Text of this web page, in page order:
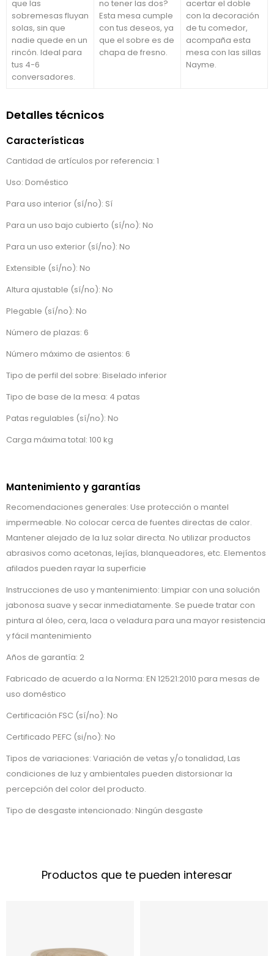
que las
sobremesas fluyan
solas, sin que
nadie quede en un
rincón. Ideal para
tus 4-6
conversadores.
no tener las dos?
Esta mesa cumple
con tus deseos, ya
que el sobre es de
chapa de fresno.
acertar el doble
con la decoración
de tu comedor,
acompaña esta
mesa con las sillas
Nayme.
Detalles técnicos
Características
Cantidad de artículos por referencia: 1
Uso: Doméstico
Para uso interior (sí/no): Sí
Para un uso bajo cubierto (sí/no): No
Para un uso exterior (sí/no): No
Extensible (sí/no): No
Altura ajustable (sí/no): No
Plegable (sí/no): No
Número de plazas: 6
Número máximo de asientos: 6
Tipo de perfil del sobre: Biselado inferior
Tipo de base de la mesa: 4 patas
Patas regulables (sí/no): No
Carga máxima total: 100 kg
Mantenimiento y garantías
Recomendaciones generales: Use protección o mantel
impermeable. No colocar cerca de fuentes directas de calor.
Mantener alejado de la luz solar directa. No utilizar productos
abrasivos como acetonas, lejías, blanqueadores, etc. Elementos
afilados pueden rayar la superficie
Instrucciones de uso y mantenimiento: Limpiar con una solución
jabonosa suave y secar inmediatamente. Se puede tratar con
pintura al óleo, cera, laca o veladura para una mayor resistencia
y fácil mantenimiento
Años de garantía: 2
Fabricado de acuerdo a la Norma: EN 12521:2010 para mesas de
uso doméstico
Certificación FSC (sí/no): No
Certificado PEFC (si/no): No
Tipos de variaciones: Variación de vetas y/o tonalidad, Las
condiciones de luz y ambientales pueden distorsionar la
percepción del color del producto.
Tipo de desgaste intencionado: Ningún desgaste
Productos que te pueden interesar